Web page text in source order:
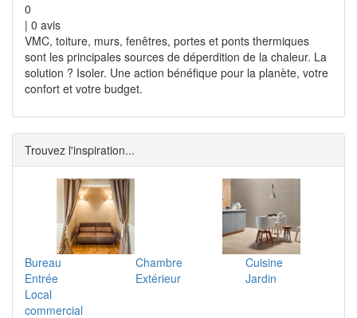
0
| 0 avis
VMC, toiture, murs, fenêtres, portes et ponts thermiques
sont les principales sources de déperdition de la chaleur. La
solution ? Isoler. Une action bénéfique pour la planète, votre
confort et votre budget.
Trouvez l'inspiration...
Bureau Chambre
Cuisine
Entrée
Extérieur
Jardin
Local
commercial